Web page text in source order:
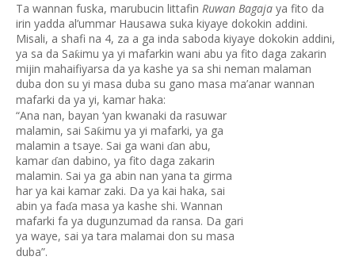
Ta wannan fuska, marubucin littafin Ruwan Bagaja ya fito da
irin yadda al’ummar Hausawa suka kiyaye dokokin addini.
Misali, a shafi na 4, za a ga inda saboda kiyaye dokokin addini,
ya sa da Saƙimu ya yi mafarkin wani abu ya fito daga zakarin
mijin mahaifiyarsa da ya kashe ya sa shi neman malaman
duba don su yi masa duba su gano masa ma’anar wannan
mafarki da ya yi, kamar haka:
“Ana nan, bayan ‘yan kwanaki da rasuwar
malamin, sai Saƙimu ya yi mafarki, ya ga
malamin a tsaye. Sai ga wani ɗan abu,
kamar ɗan dabino, ya fito daga zakarin
malamin. Sai ya ga abin nan yana ta girma
har ya kai kamar zaki. Da ya kai haka, sai
abin ya faɗa masa ya kashe shi. Wannan
mafarki fa ya dugunzumad da ransa. Da gari
ya waye, sai ya tara malamai don su masa
duba”.